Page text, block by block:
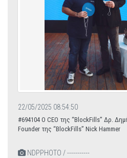
22/05/2025 08:54:50
#694104 Ο CEO της “BlockFills” Δρ.
Founder της “BlockFills” Nick Hammer
NDPPHOTO / -----------